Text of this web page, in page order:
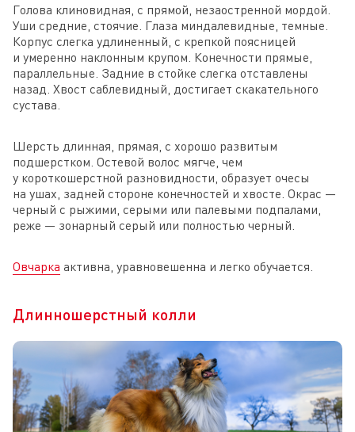
Голова клиновидная, с прямой, незаостренной мордой.
Уши средние, стоячие. Глаза миндалевидные, темные.
Корпус слегка удлиненный, с крепкой поясницей
и умеренно наклонным крупом. Конечности прямые,
параллельные. Задние в стойке слегка отставлены
назад. Хвост саблевидный, достигает скакательного
сустава.
Шерсть длинная, прямая, с хорошо развитым
подшерстком. Остевой волос мягче, чем
у короткошерстной разновидности, образует очесы
на ушах, задней стороне конечностей и хвосте. Окрас —
черный с рыжими, серыми или палевыми подпалами,
реже — зонарный серый или полностью черный.
Овчарка активна, уравновешенна и легко обучается.
Длинношерстный колли